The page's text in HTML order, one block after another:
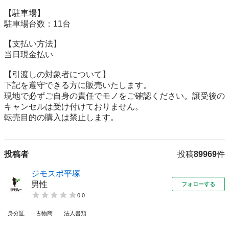
【駐⾞場】
駐車場台数：11台
【⽀払い⽅法】
当日現金払い
【引渡しの対象者について】
下記を遵守できる⽅に販売いたします。
現地で必ずご⾃⾝の責任でモノをご確認ください。譲受後の
キャンセルは受け付けておりません。
転売⽬的の購⼊は禁⽌します。
投稿者 投稿89969件
ジモスポ平塚
男性
0.0
フォローする
身分証 古物商 法人書類